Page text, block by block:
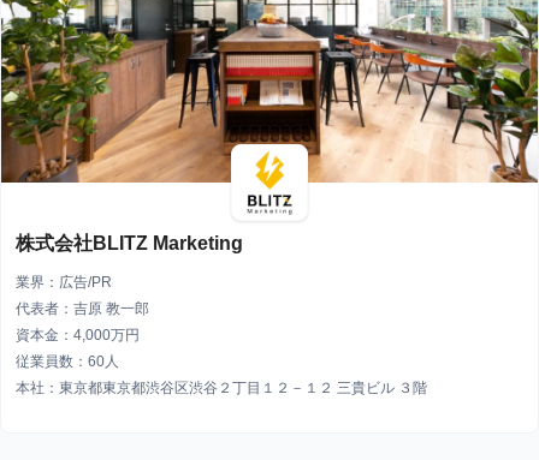
株式会社BLITZ Marketing
業界：広告/PR
代表者：吉原 教一郎
資本金：4,000万円
従業員数：60人
本社：東京都東京都渋谷区渋谷２丁目１２－１２ 三貴ビル ３階